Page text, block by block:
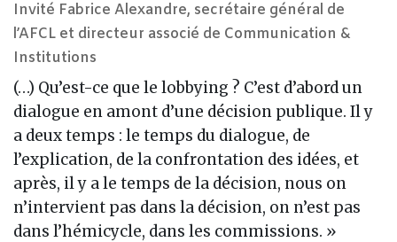
Invité Fabrice Alexandre, secrétaire général de
l’AFCL et directeur associé de Communication &
Institutions
(…) Qu’est-ce que le lobbying ? C’est d’abord un
dialogue en amont d’une décision publique. Il y
a deux temps : le temps du dialogue, de
l’explication, de la confrontation des idées, et
après, il y a le temps de la décision, nous on
n’intervient pas dans la décision, on n’est pas
dans l’hémicycle, dans les commissions. »